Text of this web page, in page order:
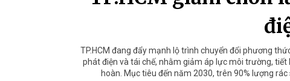
TP.HCM đang đẩy mạnh lộ trình chuyển đổi phương
phát điện và tái chế, nhằm giảm áp lực môi trường,
hoàn. Mục tiêu đến năm 2030, trên 90% lượng